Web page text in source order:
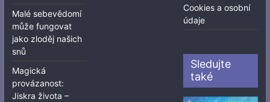
Malé sebevědomí
může fungovat
jako zloděj našich
snů
Magická
provázanost:
Jiskra života –
Cookies a osobní
údaje
Sledujte
také